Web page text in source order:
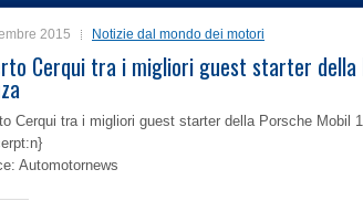
2015 Notizie dal mondo dei motori
Cerqui tra i migliori guest starter della
Cerqui tra i migliori guest starter della Porsche Mobil
Automotornews